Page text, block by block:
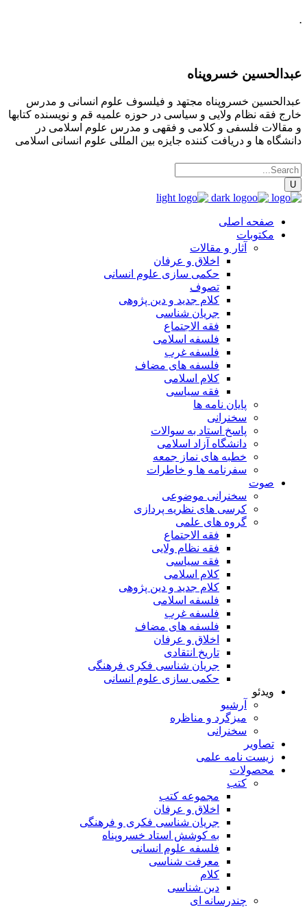
.
عبدالحسین خسروپناه
عبدالحسین خسروپناه مجتهد و فیلسوف علوم انسانی و مدرس
خارج فقه نظام ولایی و سیاسی در حوزه علمیه قم و نویسنده کتابها
و مقالات فلسفی و کلامی و فقهی و مدرس علوم اسلامی در
دانشگاه ها و دریافت کننده جایزه بین المللی علوم انسانی اسلامی
صفحه اصلی
مکتوبات
آثار و مقالات
اخلاق و عرفان
حکمی سازی علوم انسانی
تصوف
کلام جدید و دین پژوهی
جریان شناسی
فقه الاجتماع
فلسفه اسلامی
فلسفه غرب
فلسفه های مضاف
کلام اسلامی
فقه سیاسی
پایان نامه ها
سخنرانی
پاسخ استاد به سوالات
دانشگاه آزاد اسلامی
خطبه های نماز جمعه
سفرنامه ها و خاطرات
صوت
سخنرانی موضوعی
کرسی های نظریه پردازی
گروه های علمی
فقه الاجتماع
فقه نظام ولایی
فقه سیاسی
کلام اسلامی
کلام جدید و دین پژوهی
فلسفه اسلامی
فلسفه غرب
فلسفه های مضاف
اخلاق و عرفان
تاریخ انتقادی
جریان شناسی فکری فرهنگی
حکمی سازی علوم انسانی
ویدئو
آرشیو
میزگرد و مناظره
سخنرانی
تصاویر
زیست نامه علمی
محصولات
کتب
مجموعه کتب
اخلاق و عرفان
جریان شناسی فکری و فرهنگی
به کوشش استاد خسروپناه
فلسفه علوم انسانی
معرفت شناسی
کلام
دین شناسی
چندرسانه ای